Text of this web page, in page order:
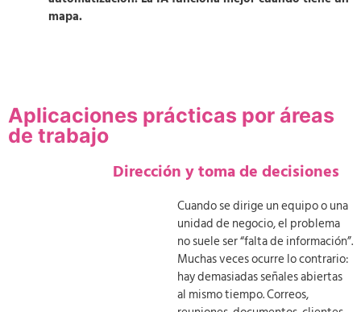
mapa.
Aplicaciones prácticas por áreas
de trabajo
Dirección y toma de decisiones
Cuando se dirige un equipo o una
unidad de negocio, el problema
no suele ser “falta de información”.
Muchas veces ocurre lo contrario:
hay demasiadas señales abiertas
al mismo tiempo. Correos,